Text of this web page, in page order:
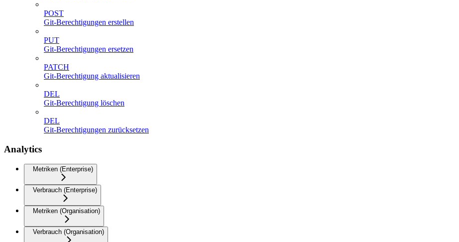
POST
Git-Berechtigungen erstellen
PUT
Git-Berechtigungen ersetzen
PATCH
Git-Berechtigung aktualisieren
DEL
Git-Berechtigung löschen
DEL
Git-Berechtigungen zurücksetzen
Analytics
Metriken (Enterprise)
Verbrauch (Enterprise)
Metriken (Organisation)
Verbrauch (Organisation)